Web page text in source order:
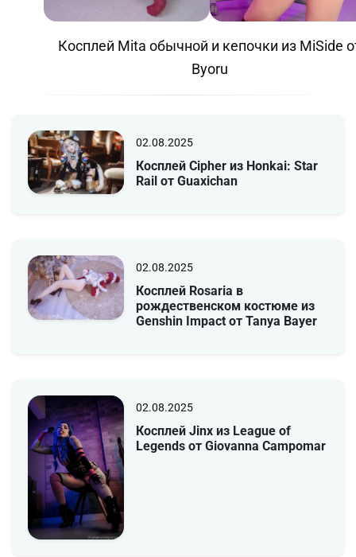
Косплей Mita обычной и кепочки из MiSide
Byoru
02.08.2025
Косплей Cipher из Honkai: Star
Rail от Guaxichan
02.08.2025
Косплей Rosaria в
рождественском костюме из
Genshin Impact от Tanya Bayer
02.08.2025
Косплей Jinx из League of
Legends от Giovanna Campomar